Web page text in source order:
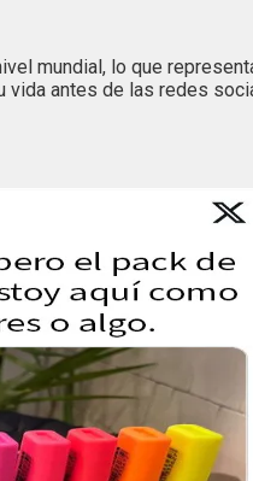
mundial, lo que
antes de las redes